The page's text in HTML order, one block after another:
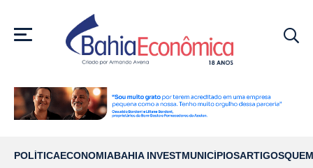
MENU
POLÍTICAECONOMIABAHIA INVESTMUNICÍPIOSARTIGOS